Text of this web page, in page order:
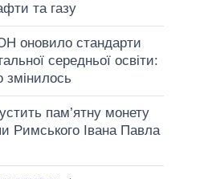
та газу
оновило стандарти
середньої освіти:
змінилось
пам’ятну монету
Римського Івана Павла